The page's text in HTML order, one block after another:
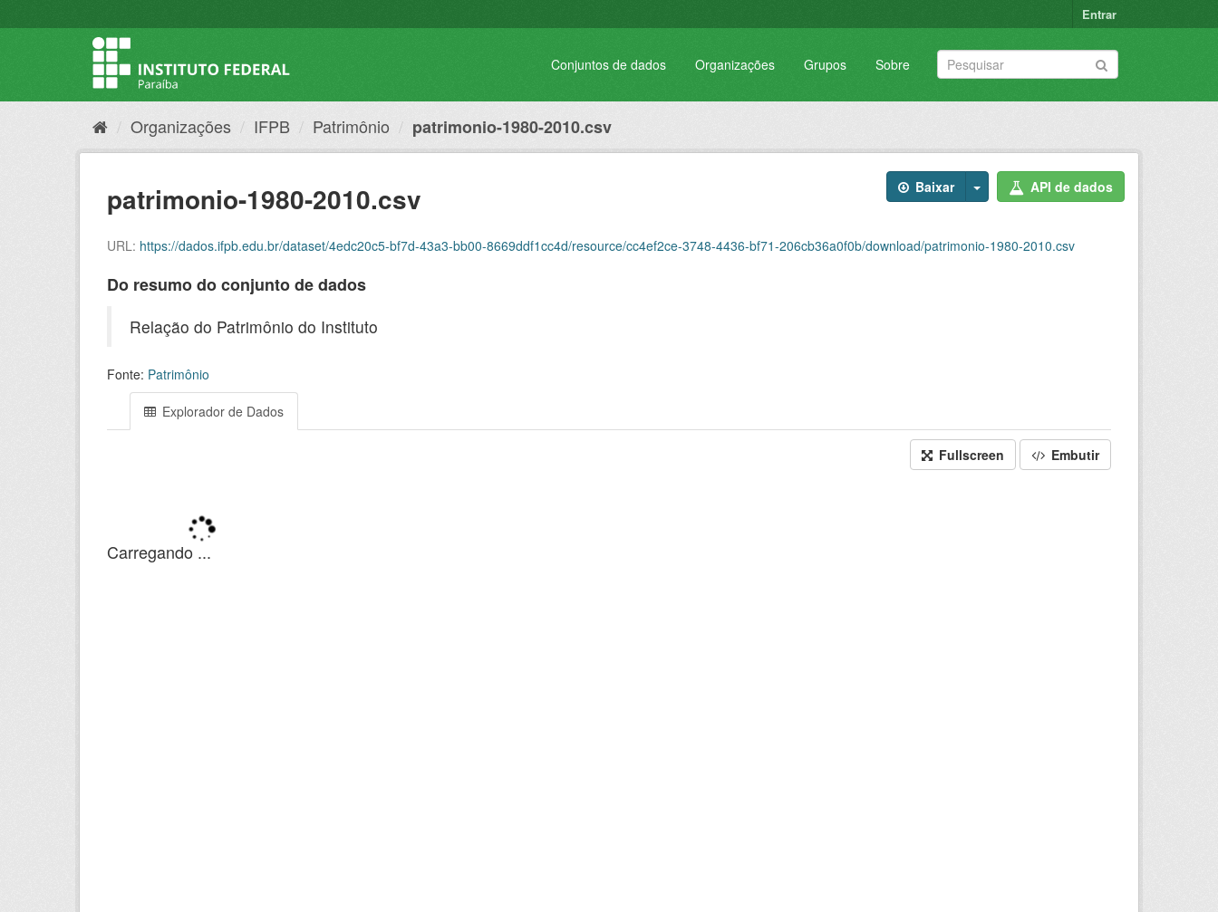
Entrar
Conjuntos de dados Organizações Grupos Sobre
Organizações IFPB Patrimônio patrimonio-1980-2010.csv
Baixar API de dados
patrimonio-1980-2010.csv
URL: https://dados.ifpb.edu.br/dataset/4edc20c5-bf7d-43a3-bb00-8669ddf1cc4d/resource/cc4ef2ce-3748-4436-bf71-206cb36a0f0b/download/patrimonio-1980-2010.csv
Do resumo do conjunto de dados
Relação do Patrimônio do Instituto
Fonte: Patrimônio
Explorador de Dados
Fullscreen Embutir